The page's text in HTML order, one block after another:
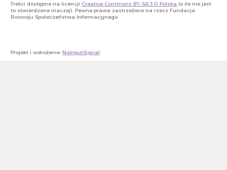
Treści dostępne na licencji Creative Commons BY-SA 3.0 Polska (o ile nie jest
to stwierdzone inaczej). Pewne prawa zastrzeżone na rzecz Fundacja
Rozwoju Społeczeństwa Informacyjnego.
Projekt i wdrożenie: NoInputSignal